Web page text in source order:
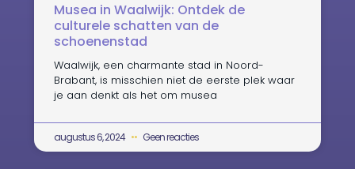
Musea in Waalwijk: Ontdek de
culturele schatten van de
schoenenstad
Waalwijk, een charmante stad in Noord-
Brabant, is misschien niet de eerste plek waar
je aan denkt als het om musea
augustus 6, 2024 Geen reacties